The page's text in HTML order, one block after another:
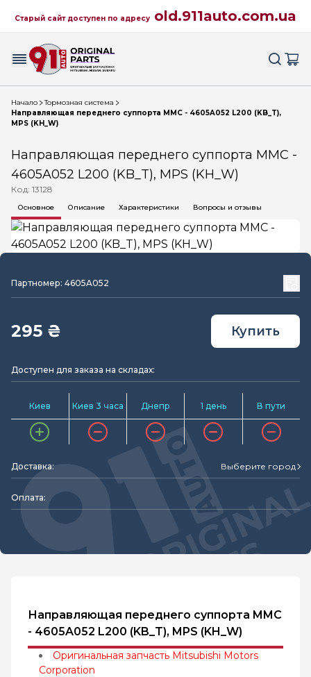
Старый сайт доступен по адресу old.911auto.com.ua
Начало
Тормозная система
Направляющая переднего суппорта MMC - 4605A052 L200 (KB_T),
MPS (KH_W)
Направляющая переднего суппорта MMC -
4605A052 L200 (KB_T), MPS (KH_W)
Код: 13128
Основное Описание Характеристики Вопросы и отзывы
Партномер: 4605A052
295 ₴ Купить
Доступен для заказа на складах:
Киев Киев 3 часа Днепр 1 день В пути
Доставка: Выберите город
Оплата:
Направляющая переднего суппорта MMC
- 4605A052 L200 (KB_T), MPS (KH_W)
Оригинальная запчасть Mitsubishi Motors
Corporation